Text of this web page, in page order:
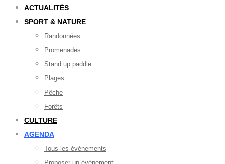
ACTUALITÉS
SPORT & NATURE
Randonnées
Promenades
Stand up paddle
Plages
Pêche
Forêts
CULTURE
AGENDA
Tous les événements